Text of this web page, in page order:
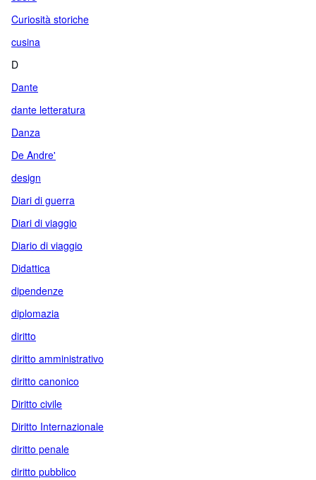
Curiosità storiche
cusina
D
Dante
dante letteratura
Danza
De Andre'
design
Diari di guerra
Diari di viaggio
Diario di viaggio
Didattica
dipendenze
diplomazia
diritto
diritto amministrativo
diritto canonico
Diritto civile
Diritto Internazionale
diritto penale
diritto pubblico